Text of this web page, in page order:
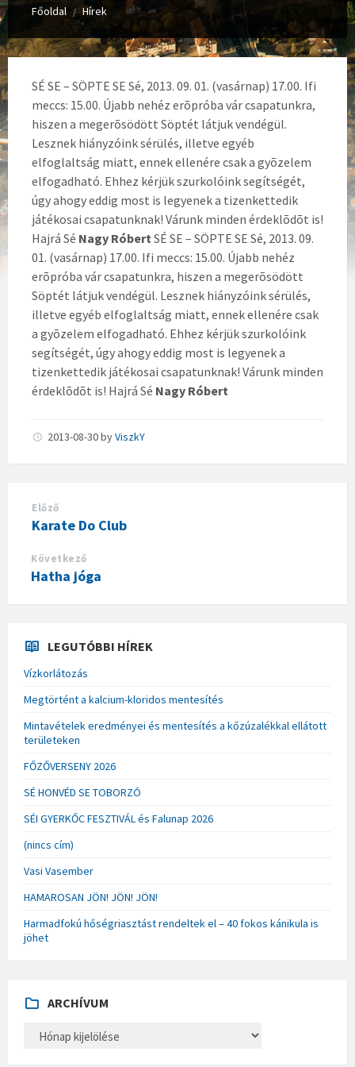
Főoldal / Hírek
SÉ SE – SÖPTE SE Sé, 2013. 09. 01. (vasárnap) 17.00. Ifi
meccs: 15.00. Újabb nehéz erõpróba vár csapatunkra,
hiszen a megerõsödött Söptét látjuk vendégül.
Lesznek hiányzóink sérülés, illetve egyéb
elfoglaltság miatt, ennek ellenére csak a gyõzelem
elfogadható. Ehhez kérjük szurkolóink segítségét,
úgy ahogy eddig most is legyenek a tizenkettedik
játékosai csapatunknak! Várunk minden érdeklõdõt is!
Hajrá Sé Nagy Róbert SÉ SE – SÖPTE SE Sé, 2013. 09.
01. (vasárnap) 17.00. Ifi meccs: 15.00. Újabb nehéz
erõpróba vár csapatunkra, hiszen a megerõsödött
Söptét látjuk vendégül. Lesznek hiányzóink sérülés,
illetve egyéb elfoglaltság miatt, ennek ellenére csak
a gyõzelem elfogadható. Ehhez kérjük szurkolóink
segítségét, úgy ahogy eddig most is legyenek a
tizenkettedik játékosai csapatunknak! Várunk minden
érdeklõdõt is! Hajrá Sé Nagy Róbert
2013-08-30byViszkY
Előző
Karate Do Club
Következő
Hatha jóga
LEGUTÓBBI HÍREK
Vízkorlátozás
Megtörtént a kalcium-kloridos mentesítés
Mintavételek eredményei és mentesítés a kőzúzalékkal ellátott
területeken
FŐZŐVERSENY 2026
SÉ HONVÉD SE TOBORZÓ
SÉI GYERKŐC FESZTIVÁL és Falunap 2026
(nincs cím)
Vasi Vasember
HAMAROSAN JÖN! JÖN! JÖN!
Harmadfokú hőségriasztást rendeltek el – 40 fokos kánikula is
jöhet
ARCHÍVUM
H